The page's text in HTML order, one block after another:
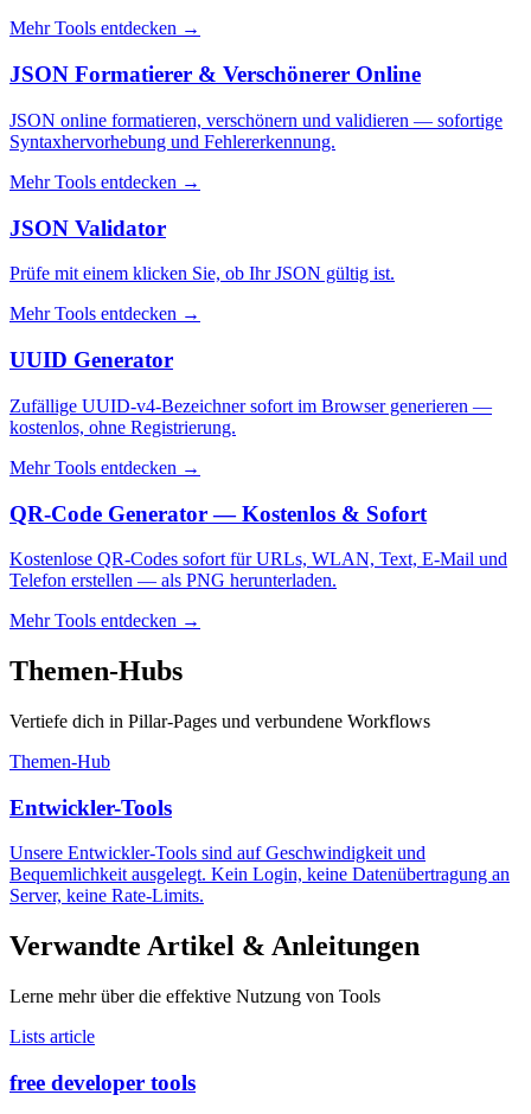
Mehr Tools entdecken →
JSON Formatierer & Verschönerer Online
JSON online formatieren, verschönern und validieren — sofortige
Syntaxhervorhebung und Fehlererkennung.
Mehr Tools entdecken →
JSON Validator
Prüfe mit einem klicken Sie, ob Ihr JSON gültig ist.
Mehr Tools entdecken →
UUID Generator
Zufällige UUID-v4-Bezeichner sofort im Browser generieren —
kostenlos, ohne Registrierung.
Mehr Tools entdecken →
QR-Code Generator — Kostenlos & Sofort
Kostenlose QR-Codes sofort für URLs, WLAN, Text, E-Mail und
Telefon erstellen — als PNG herunterladen.
Mehr Tools entdecken →
Themen-Hubs
Vertiefe dich in Pillar-Pages und verbundene Workflows
Themen-Hub
Entwickler-Tools
Unsere Entwickler-Tools sind auf Geschwindigkeit und
Bequemlichkeit ausgelegt. Kein Login, keine Datenübertragung an
Server, keine Rate-Limits.
Verwandte Artikel & Anleitungen
Lerne mehr über die effektive Nutzung von Tools
Lists article
free developer tools